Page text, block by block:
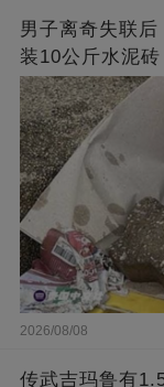
男子离奇失联
装10公斤水泥砖
2026/08/08
传武吉玛鲁有